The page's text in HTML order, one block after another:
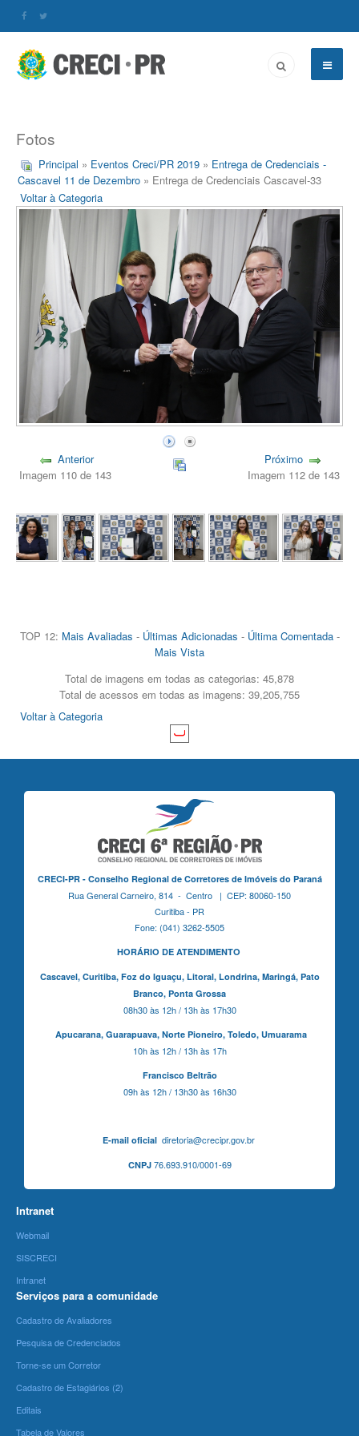
Fotos
Principal » Eventos Creci/PR 2019 » Entrega de Credenciais -
Cascavel 11 de Dezembro » Entrega de Credenciais Cascavel-33
Voltar à Categoria
Anterior
Imagem 110 de 143
Próximo
Imagem 112 de 143
TOP 12: Mais Avaliadas - Últimas Adicionadas - Última Comentada-
Mais Vista
Total de imagens em todas as categorias: 45,878
Total de acessos em todas as imagens: 39,205,755
Voltar à Categoria
CRECI-PR - Conselho Regional de Corretores de Imóveis do Paraná
Rua General Carneiro, 814 - Centro | CEP: 80060-150
Curitiba - PR
Fone: (041) 3262-5505
HORÁRIO DE ATENDIMENTO
Cascavel, Curitiba,Foz do Iguaçu, Litoral, Londrina, Maringá, Pato
Branco, Ponta Grossa
08h30 às 12h / 13h às 17h30
Apucarana, Guarapuava, Norte Pioneiro, Toledo, Umuarama
10h às 12h / 13h às 17h
Francisco Beltrão
09h às 12h / 13h30 às 16h30
E-mail oficialdiretoria@crecipr.gov.br
CNPJ76.693.910/0001-69
Intranet
Webmail
SISCRECI
Intranet
Serviços para a comunidade
Cadastro de Avaliadores
Pesquisa de Credenciados
Torne-se um Corretor
Cadastro de Estagiários (2)
Editais
Tabela de Valores